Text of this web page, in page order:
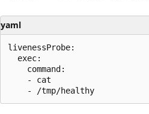
yaml
livenessProbe:
  exec:
    command:
    - cat